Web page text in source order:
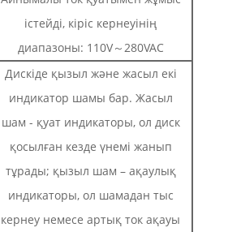
істейді, кіріс кернеуінің
диапазоны: 110V～280VAC
Дискіде қызыл және жасыл екі
индикатор шамы бар. Жасыл
шам - қуат индикаторы, ол диск
қосылған кезде үнемі жанып
тұрады; қызыл шам – ақаулық
индикаторы, ол шамадан тыс
кернеу немесе артық ток ақауы